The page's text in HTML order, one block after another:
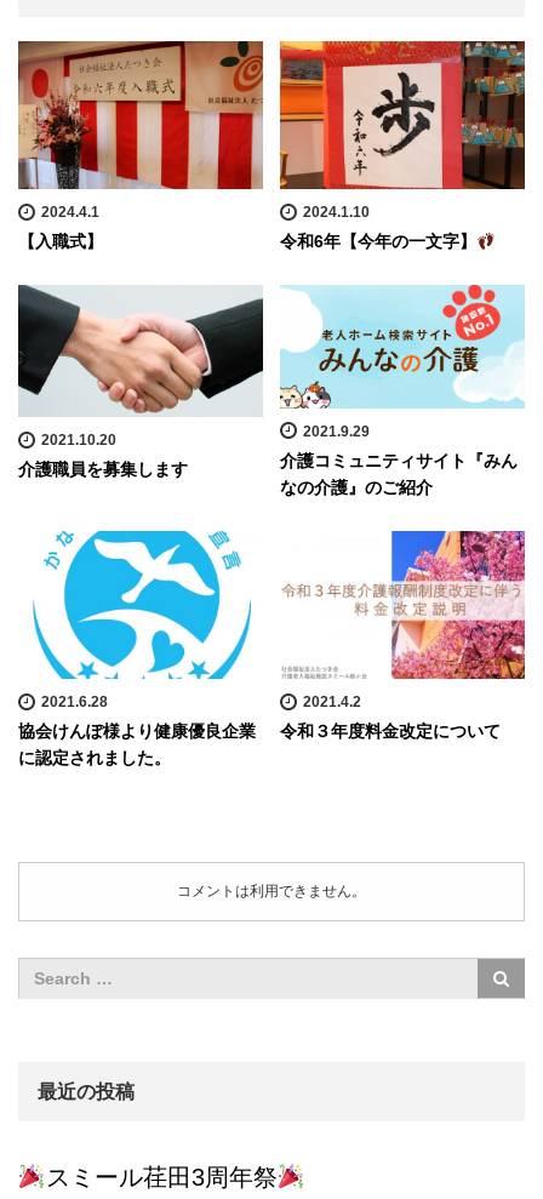
2024.4.1
【入職式】
2024.1.10
令和6年【今年の一文字】
2021.10.20
介護職員を募集します
2021.9.29
介護コミュニティサイト『みん
なの介護』のご紹介
2021.6.28
協会けんぽ様より健康優良企業
に認定されました。
2021.4.2
令和３年度料金改定について
コメントは利用できません。
最近の投稿
スミール荏田3周年祭